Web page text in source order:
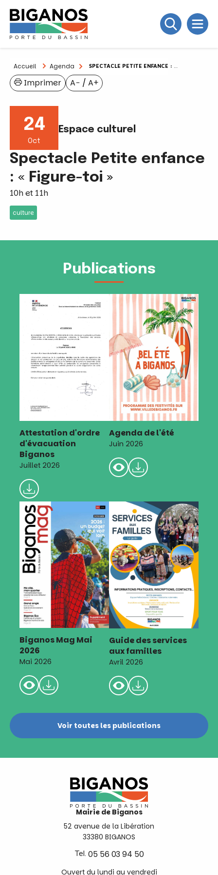
Accueil Agenda SPECTACLE PETITE ENFANCE : « FIGURE-TOI »
A− / A+
Imprimer
24
Oct
Espace culturel
Spectacle Petite enfance
: « Figure-toi »
10h et 11h
culture
Publications
Attestation d'ordre
d'évacuation
Biganos
Juillet 2026
Agenda de l'été
Juin 2026
Biganos Mag Mai
2026
Mai 2026
Guide des services
aux familles
Avril 2026
Voir toutes les publications
Mairie de Biganos
52 avenue de la Libération
33380 BIGANOS
Tel. 05 56 03 94 50
Ouvert du lundi au vendredi